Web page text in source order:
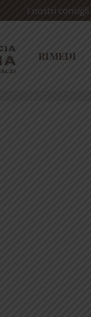
I nostri consigli
RIMEDI